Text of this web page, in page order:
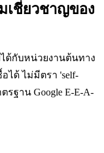
เชี่ยวชาญของ
ด้กับหน่วยงานต้นทาง
ได้ ไม่มีตรา 'self-
รฐาน Google E-E-A-